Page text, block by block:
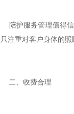
陪护服务管理值得信
只注重对客户身体的
二、收费合理